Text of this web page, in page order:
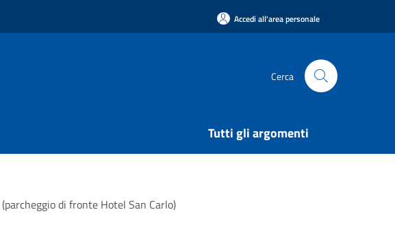
Accedi all'area personale
Cerca
Tutti gli argomenti
di fronte Hotel San Carlo)